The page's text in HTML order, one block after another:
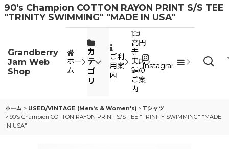
90's Champion COTTON RAYON PRINT S/S TEE
"TRINITY SWIMMING" "MADE IN USA"
Grandberry
Jam Web
Shop
ホー
ム
カ
テ
ゴ
リ
ご利
用案
内
高円
寺
実店
舗の
ご案
内
Instagram
ホーム > USED/VINTAGE (Men's & Women's) > Tシャツ
> 90's Champion COTTON RAYON PRINT S/S TEE "TRINITY SWIMMING" "MADE
IN USA"